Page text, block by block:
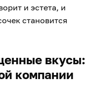
и эстета, и
становится
вкусы:
компании